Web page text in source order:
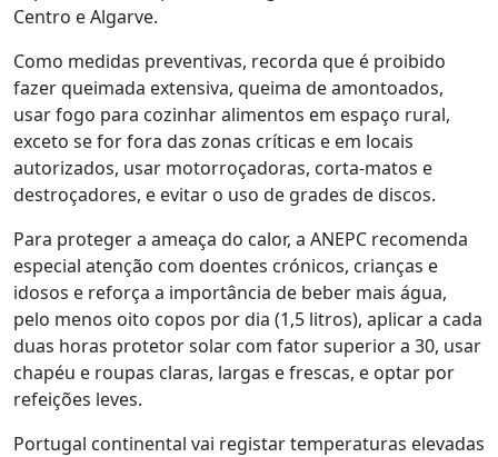
Centro e Algarve.
Como medidas preventivas, recorda que é proibido
fazer queimada extensiva, queima de amontoados,
usar fogo para cozinhar alimentos em espaço rural,
exceto se for fora das zonas críticas e em locais
autorizados, usar motorroçadoras, corta-matos e
destroçadores, e evitar o uso de grades de discos.
Para proteger a ameaça do calor, a ANEPC recomenda
especial atenção com doentes crónicos, crianças e
idosos e reforça a importância de beber mais água,
pelo menos oito copos por dia (1,5 litros), aplicar a cada
duas horas protetor solar com fator superior a 30, usar
chapéu e roupas claras, largas e frescas, e optar por
refeições leves.
Portugal continental vai registar temperaturas elevadas